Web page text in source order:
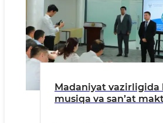
Madaniyat vazirligida
musiqa va san’at